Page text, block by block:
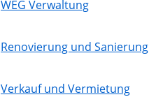
WEG Verwaltung
Renovierung und Sanierung
Verkauf und Vermietung